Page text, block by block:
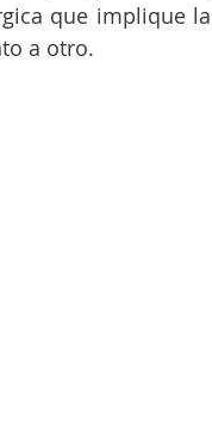
que implique la
a otro.